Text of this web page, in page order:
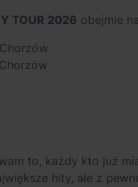
TOUR 2026 obejmie
to, każdy kto już
hity, ale z